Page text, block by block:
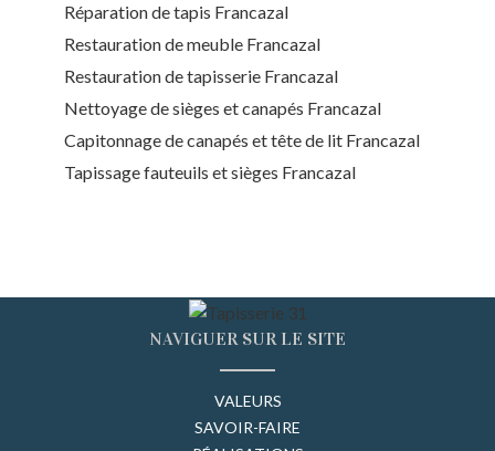
Réparation de tapis Francazal
Restauration de meuble Francazal
Restauration de tapisserie Francazal
Nettoyage de sièges et canapés Francazal
Capitonnage de canapés et tête de lit Francazal
Tapissage fauteuils et sièges Francazal
NAVIGUER SUR LE SITE
VALEURS
SAVOIR-FAIRE